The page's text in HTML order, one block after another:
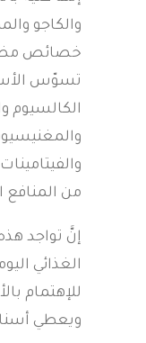
والكاجو
خصائص
تسوّس
الكالسيوم
من المنافع
إنَّ تواجد
الغذائي
للإهتمام
ويعطي